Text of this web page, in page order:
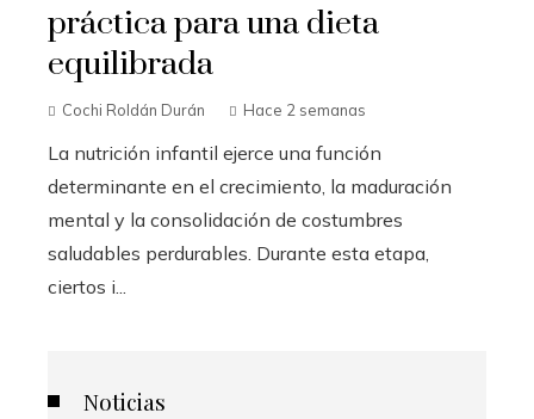
práctica para una dieta
equilibrada
Cochi Roldán Durán Hace 2 semanas
La nutrición infantil ejerce una función
determinante en el crecimiento, la maduración
mental y la consolidación de costumbres
saludables perdurables. Durante esta etapa,
ciertos i...
Noticias